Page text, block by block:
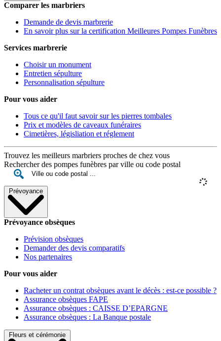
Comparer les marbriers
Demande de devis marbrerie
En savoir plus sur la certification Meilleures Pompes Funèbres
Services marbrerie
Choisir un monument
Entretien sépulture
Personnalisation sépulture
Pour vous aider
Tous ce qu'il faut savoir sur les pierres tombales
Prix et modèles de caveaux funéraires
Cimetières, législiation et réglement
Trouvez les meilleurs marbriers proches de chez vous
Rechercher des pompes funèbres par ville ou code postal
Prévoyance
Prévoyance obsèques
Prévision obsèques
Demander des devis comparatifs
Nos partenaires
Pour vous aider
Racheter un contrat obsèques avant le décès : est-ce possible ?
Assurance obsèques FAPE
Assurance obsèques : CAISSE D’EPARGNE
Assurance obsèques : La Banque postale
Fleurs et cérémonie